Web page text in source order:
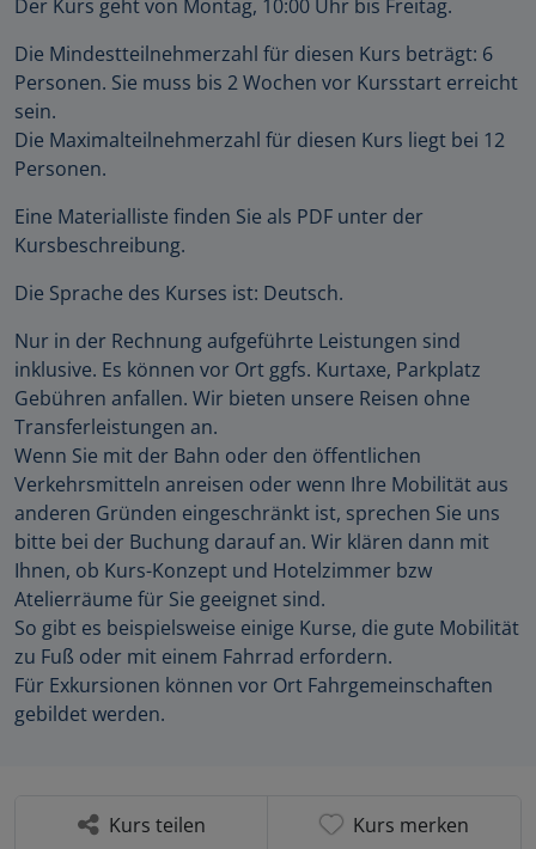
Der Kurs geht von Montag, 10:00 Uhr bis Freitag.
Die Mindestteilnehmerzahl für diesen Kurs beträgt: 6
Personen. Sie muss bis 2 Wochen vor Kursstart erreicht
sein.
Die Maximalteilnehmerzahl für diesen Kurs liegt bei 12
Personen.
Eine Materialliste finden Sie als PDF unter der
Kursbeschreibung.
Die Sprache des Kurses ist: Deutsch.
Nur in der Rechnung aufgeführte Leistungen sind
inklusive. Es können vor Ort ggfs. Kurtaxe, Parkplatz
Gebühren anfallen. Wir bieten unsere Reisen ohne
Transferleistungen an.
Wenn Sie mit der Bahn oder den öffentlichen
Verkehrsmitteln anreisen oder wenn Ihre Mobilität aus
anderen Gründen eingeschränkt ist, sprechen Sie uns
bitte bei der Buchung darauf an. Wir klären dann mit
Ihnen, ob Kurs-Konzept und Hotelzimmer bzw
Atelierräume für Sie geeignet sind.
So gibt es beispielsweise einige Kurse, die gute Mobilität
zu Fuß oder mit einem Fahrrad erfordern.
Für Exkursionen können vor Ort Fahrgemeinschaften
gebildet werden.
Kurs teilen Kurs merken